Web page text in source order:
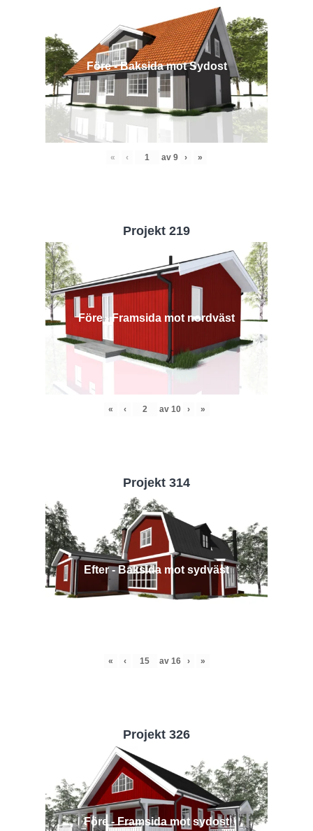
Före - Baksida mot Sydost
« ‹ av 9 › »
Projekt 219
Före - Framsida mot nordväst
« ‹ av 10 › »
Projekt 314
Efter - Baksida mot sydväst
« ‹ av 16 › »
Projekt 326
Före - Framsida mot sydost